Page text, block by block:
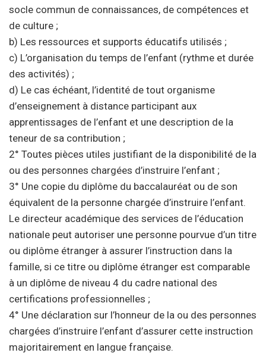
socle commun de connaissances, de compétences et
de culture ;
b) Les ressources et supports éducatifs utilisés ;
c) L’organisation du temps de l’enfant (rythme et durée
des activités) ;
d) Le cas échéant, l’identité de tout organisme
d’enseignement à distance participant aux
apprentissages de l’enfant et une description de la
teneur de sa contribution ;
2° Toutes pièces utiles justifiant de la disponibilité de la
ou des personnes chargées d’instruire l’enfant ;
3° Une copie du diplôme du baccalauréat ou de son
équivalent de la personne chargée d’instruire l’enfant.
Le directeur académique des services de l’éducation
nationale peut autoriser une personne pourvue d’un titre
ou diplôme étranger à assurer l’instruction dans la
famille, si ce titre ou diplôme étranger est comparable
à un diplôme de niveau 4 du cadre national des
certifications professionnelles ;
4° Une déclaration sur l’honneur de la ou des personnes
chargées d’instruire l’enfant d’assurer cette instruction
majoritairement en langue française.